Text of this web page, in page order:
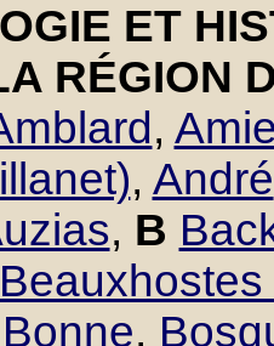
ET
RÉGION
,
, André
, B
,